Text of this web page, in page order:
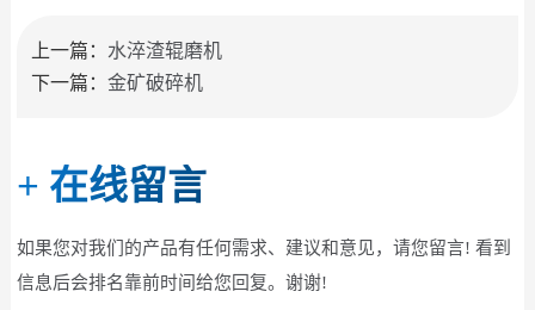
上一篇： 水淬渣辊磨机
下一篇： 金矿破碎机
+ 在线留言
如果您对我们的产品有任何需求、建议和意见，请您留言! 看到
信息后会排名靠前时间给您回复。谢谢!